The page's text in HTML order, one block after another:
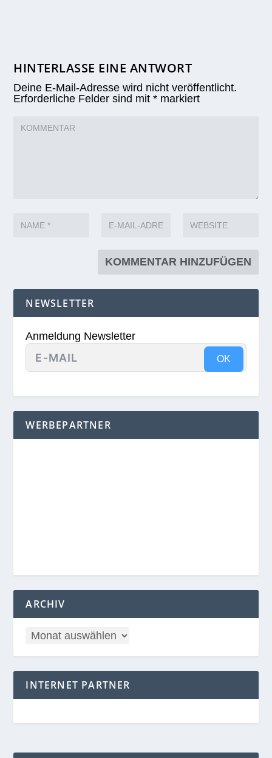
HINTERLASSE EINE ANTWORT
Deine E-Mail-Adresse wird nicht veröffentlicht.
Erforderliche Felder sind mit* markiert
NEWSLETTER
Anmeldung Newsletter
OK
WERBEPARTNER
ARCHIV
INTERNET PARTNER